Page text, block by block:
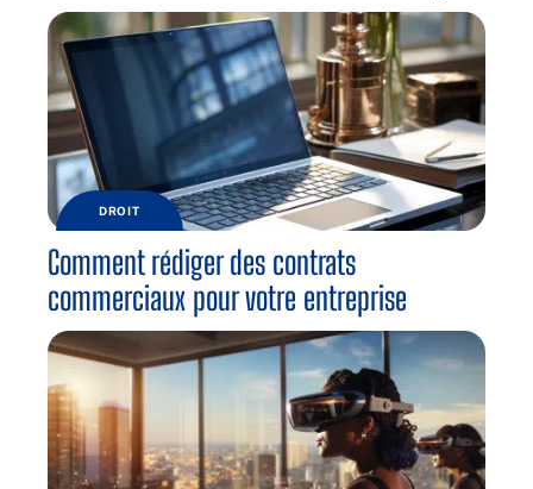
DROIT
Comment rédiger des contrats
commerciaux pour votre entreprise